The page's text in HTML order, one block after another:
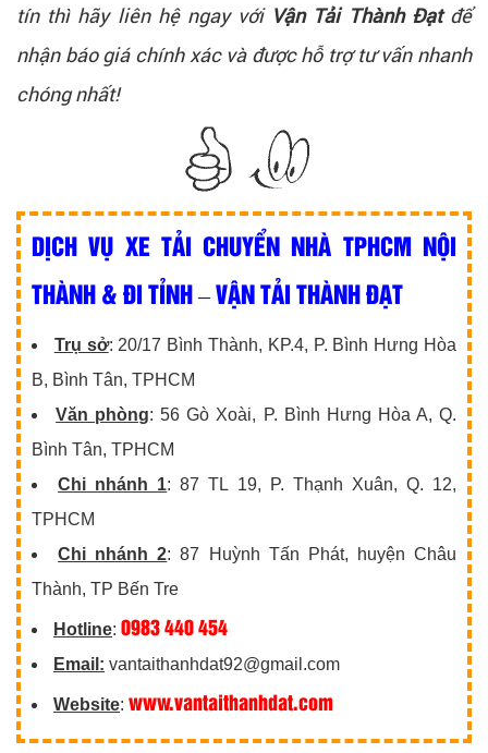
tín thì hãy liên hệ ngay với Vận Tải Thành Đạtđể
nhận báo giá chính xác và được hỗ trợ tư vấn nhanh
chóng nhất!
DỊCH VỤ XE TẢI CHUYỂN NHÀ TPHCM NỘI
THÀNH & ĐI TỈNH – VẬN TẢI THÀNH ĐẠT
Trụ sở: 20/17 Bình Thành, KP.4, P. Bình Hưng Hòa
B, Bình Tân, TPHCM
Văn phòng: 56 Gò Xoài, P. Bình Hưng Hòa A, Q.
Bình Tân, TPHCM
Chi nhánh 1: 87 TL 19, P. Thạnh Xuân, Q. 12,
TPHCM
Chi nhánh 2: 87 Huỳnh Tấn Phát, huyện Châu
Thành, TP Bến Tre
Hotline: 0983 440 454
Email: vantaithanhdat92@gmail.com
Website: www.vantaithanhdat.com